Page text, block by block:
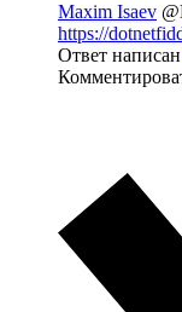
Maxim Isaev
https://
Ответ написан